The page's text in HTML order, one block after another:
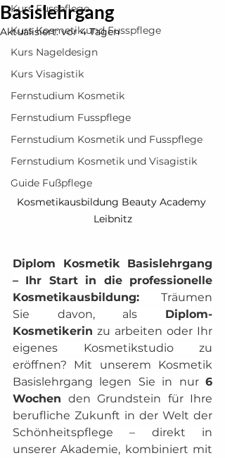
Kurs Fusspflege
Kurs Kosmetik und Fusspflege
Kurs Nageldesign
Kurs Visagistik
Fernstudium Kosmetik
Fernstudium Fusspflege
Fernstudium Kosmetik und Fusspflege
Fernstudium Kosmetik und Visagistik
Guide Fußpflege
Basislehrgang
Aktualisiert:vor 4 Tagen
Kosmetikausbildung Beauty Academy
Leibnitz
Diplom Kosmetik Basislehrgang
– Ihr Start in die professionelle
Kosmetikausbildung: Träumen
Sie davon, als Diplom-
Kosmetikerin zu arbeiten oder Ihr
eigenes Kosmetikstudio zu
eröffnen? Mit unserem Kosmetik
Basislehrgang legen Sie in nur 6
Wochen den Grundstein für Ihre
berufliche Zukunft in der Welt der
Schönheitspflege – direkt in
unserer Akademie, kombiniert mit